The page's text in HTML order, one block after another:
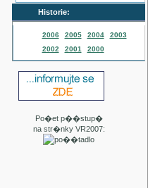
Historie:
2006 2005 2004
2003
2002
2001 2000
Po�et p��stup�
na str�nky VR2007: